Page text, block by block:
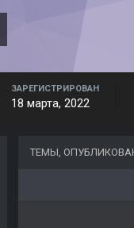
ЗАРЕГИСТРИРОВАН
18 марта, 2022
ТЕМЫ,